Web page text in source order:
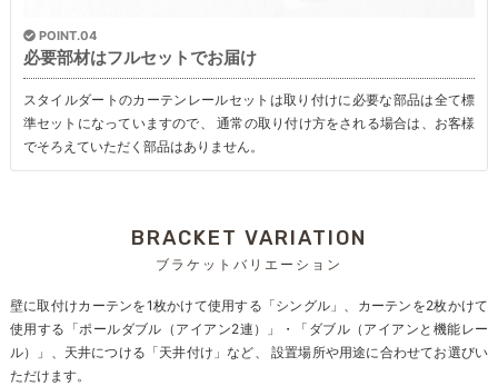
POINT.04
必要部材はフルセットでお届け
スタイルダートのカーテンレールセットは取り付けに必要な部品は全て標
準セットになっていますので、 通常の取り付け方をされる場合は、お客様
でそろえていただく部品はありません。
BRACKET VARIATION
ブラケットバリエーション
壁に取付けカーテンを1枚かけて使用する「シングル」、カーテンを2枚かけて
使用する「ポールダブル（アイアン2連）」・「ダブル（アイアンと機能レー
ル）」、天井につける「天井付け」など、 設置場所や用途に合わせてお選びい
ただけます。